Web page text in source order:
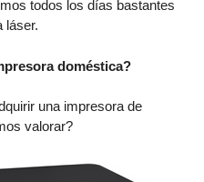
todos los días bastantes
láser.
doméstica?
una impresora de
valorar?